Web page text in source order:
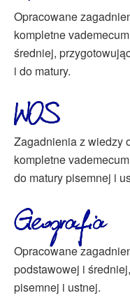
Opracowane
kompletne
średniej,
i do matury.
Zagadnienia z wiedzy
kompletne
do matury pisemnej i
Opracowane
podstawowej i
pisemnej i ustnej.